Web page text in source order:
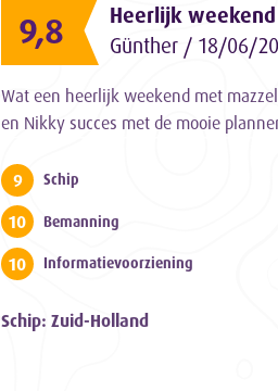
9,8
Heerlijk weekend
Günther / 18/06/
Wat een heerlijk weekend met
en Nikky succes met de mooie
9 Schip
10 Bemanning
10 Informatievoorziening
Schip: Zuid-Holland